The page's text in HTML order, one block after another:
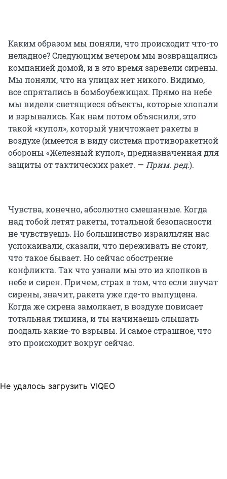
Каким образом мы поняли, что происходит что-то
неладное? Следующим вечером мы возвращались
компанией домой, и в это время заревели сирены.
Мы поняли, что на улицах нет никого. Видимо,
все спрятались в бомбоубежищах. Прямо на небе
мы видели светящиеся объекты, которые хлопали
и взрывались. Как нам потом объяснили, это
такой «купол», который уничтожает ракеты в
воздухе (имеется в виду система противоракетной
обороны «Железный купол», предназначенная для
защиты от тактических ракет. — Прим. ред.).
Чувства, конечно, абсолютно смешанные. Когда
над тобой летят ракеты, тотальной безопасности
не чувствуешь. Но большинство израильтян нас
успокаивали, сказали, что переживать не стоит,
что такое бывает. Но сейчас обострение
конфликта. Так что узнали мы это из хлопков в
небе и сирен. Причем, страх в том, что если звучат
сирены, значит, ракета уже где-то выпущена.
Когда же сирена замолкает, в воздухе повисает
тотальная тишина, и ты начинаешь слышать
поодаль какие-то взрывы. И самое страшное, что
это происходит вокруг сейчас.
Не удалось загрузить VIQEO